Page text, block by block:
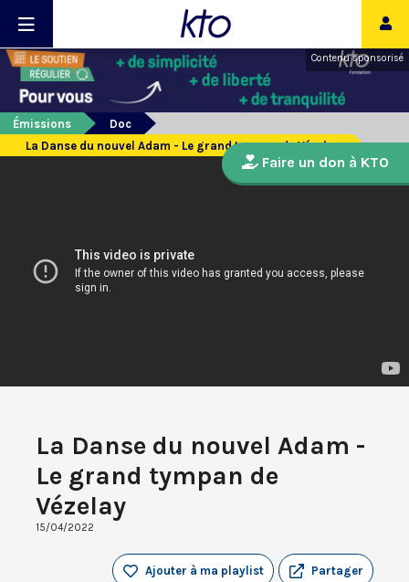
Contenu sponsorisé
Émissions
Doc
La Danse du nouvel Adam - Le grand tympan de Vézelay
La Danse du nouvel Adam -
Le grand tympan de
Vézelay
15/04/2022
Partager
Ajouter à ma playlist
Faire un don à KTO